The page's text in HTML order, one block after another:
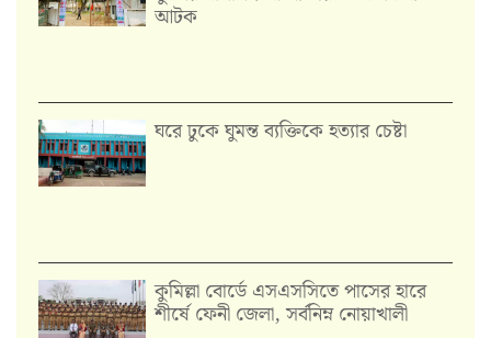
আটক
ঘরে ঢুকে ঘুমন্ত ব্যক্তিকে হত্যার চেষ্টা
কুমিল্লা বোর্ডে এসএসসিতে পাসের হারে
শীর্ষে ফেনী জেলা, সর্বনিম্ন নোয়াখালী